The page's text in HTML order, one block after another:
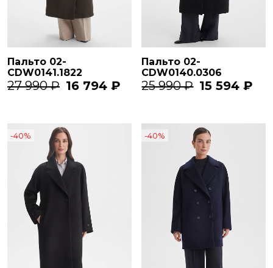
Пальто 02-
CDW0141.1822
27 990 ₽ 16 794 ₽
Пальто 02-
CDW0140.0306
25 990 ₽ 15 594 ₽
-40% -40%